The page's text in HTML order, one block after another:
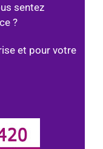
sentez
?
et pour votre